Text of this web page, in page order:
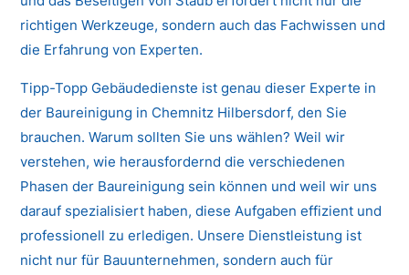
richtigen Werkzeuge, sondern auch das Fachwissen und
die Erfahrung von Experten.
Tipp-Topp Gebäudedienste ist genau dieser Experte in
der Baureinigung in Chemnitz Hilbersdorf, den Sie
brauchen. Warum sollten Sie uns wählen? Weil wir
verstehen, wie herausfordernd die verschiedenen
Phasen der Baureinigung sein können und weil wir uns
darauf spezialisiert haben, diese Aufgaben effizient und
professionell zu erledigen. Unsere Dienstleistung ist
nicht nur für Bauunternehmen, sondern auch für